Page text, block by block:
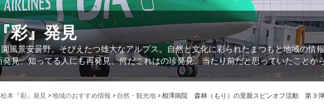
彩』発見
風景安曇野。そびえたつ雄大なアルプス。自然と文化に彩られたまつもと地域の情
見、知ってる人にも再発見、何だこれはの珍発見。当たり前だと思っていたことか
本『彩』発見 >地域のおすすめ情報 > 自然・観光地 >相澤病院 森林（もり）の里親スピンオフ活動 第３